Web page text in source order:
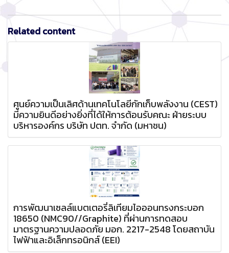
Related content
ศูนย์ความเป็นเลิศด้านเทคโนโลยีกักเก็บพลังงาน (CEST)
มีความยินดีอย่างยิ่งที่ได้ให้การต้อนรับคณะ ฝ่ายระบบ
บริหารองค์กร บริษัท ปตท. จำกัด (มหาชน)
การพัฒนาเซลล์แบตเตอรี่ลิเทียมไอออนทรงกระบอก
18650 (NMC90//Graphite) ที่ผ่านการทดสอบ
มาตรฐานความปลอดภัย มอก. 2217-2548 โดยสถาบัน
ไฟฟ้าและอิเล็กทรอนิกส์ (EEI)